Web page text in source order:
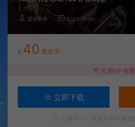
爱游网单 2023-01-12
¥ 40 爱游币
年费VIP免费
立即下载